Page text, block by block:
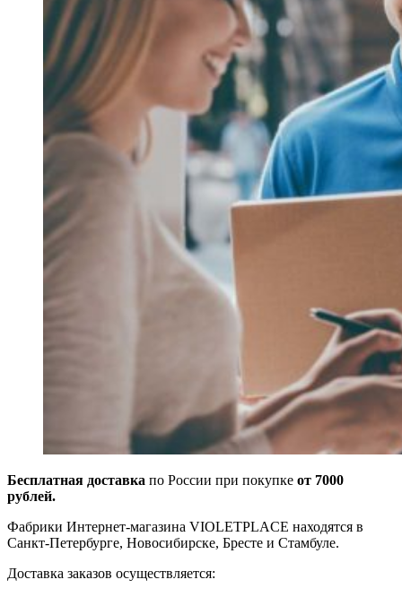
Бесплатная доставка по России при покупке от 7000
рублей.
Фабрики Интернет-магазина VIOLETPLACE находятся в
Санкт-Петербурге, Новосибирске, Бресте и Стамбуле.
Доставка заказов осуществляется: